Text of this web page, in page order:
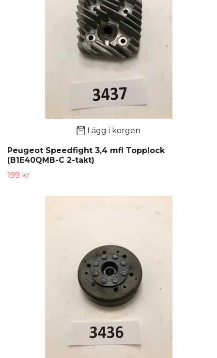
Lägg i korgen
Peugeot Speedfight 3,4 mfl Topplock
(B1E40QMB-C 2-takt)
199 kr